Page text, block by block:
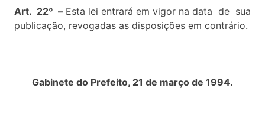
Art. 22º – Esta lei entrará em vigor na data de sua
publicação, revogadas as disposições em contrário.
Gabinete do Prefeito, 21 de março de 1994.